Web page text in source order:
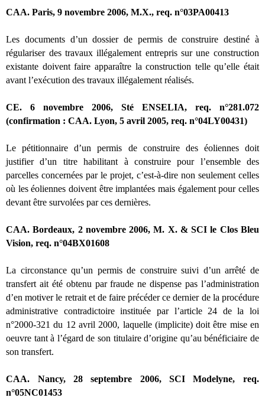
CAA. Paris, 9 novembre 2006, M.X., req. n°03PA00413
Les documents d’un dossier de permis de construire destiné à
régulariser des travaux illégalement entrepris sur une construction
existante doivent faire apparaître la construction telle qu’elle était
avant l’exécution des travaux illégalement réalisés.
CE. 6 novembre 2006, Sté ENSELIA, req. n°281.072
(confirmation : CAA. Lyon, 5 avril 2005, req. n°04LY00431)
Le pétitionnaire d’un permis de construire des éoliennes doit
justifier d’un titre habilitant à construire pour l’ensemble des
parcelles concernées par le projet, c’est-à-dire non seulement celles
où les éoliennes doivent être implantées mais également pour celles
devant être survolées par ces dernières.
CAA. Bordeaux, 2 novembre 2006, M. X. & SCI le Clos Bleu
Vision, req. n°04BX01608
La circonstance qu’un permis de construire suivi d’un arrêté de
transfert ait été obtenu par fraude ne dispense pas l’administration
d’en motiver le retrait et de faire précéder ce dernier de la procédure
administrative contradictoire instituée par l’article 24 de la loi
n°2000-321 du 12 avril 2000, laquelle (implicite) doit être mise en
oeuvre tant à l’égard de son titulaire d’origine qu’au bénéficiaire de
son transfert.
CAA. Nancy, 28 septembre 2006, SCI Modelyne, req.
n°05NC01453